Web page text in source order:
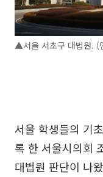
▲서울 서초구 대법원. (
서울 학생들의 기
록 한 서울시의회
대법원 판단이 나